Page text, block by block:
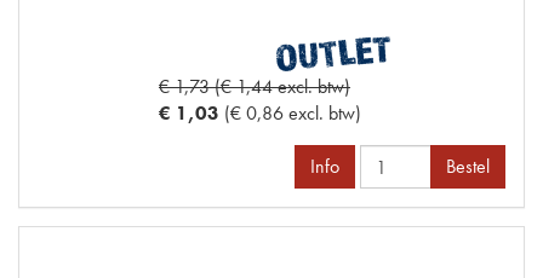
€ 1,73 (€ 1,44 excl. btw)
€ 1,03 (€ 0,86 excl. btw)
Info Bestel